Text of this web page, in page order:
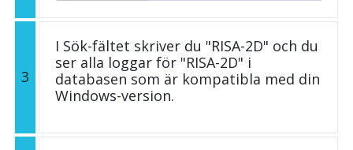
3
I Sök-fältet skriver du "RISA-2D" och du
ser alla loggar för "RISA-2D" i
databasen som är kompatibla med din
Windows-version.